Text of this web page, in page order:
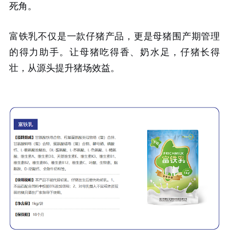
死角。
富铁乳不仅是一款仔猪产品，更是母猪围产期管理
的得力助手。让母猪吃得香、奶水足，仔猪长得
壮，从源头提升猪场效益。